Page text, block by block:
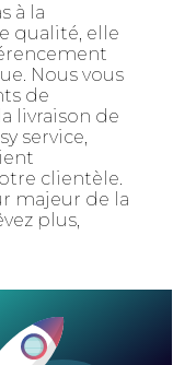
à la
qualité, elle
Nous vous
de
livraison de
service,
clientèle.
majeur de la
plus,